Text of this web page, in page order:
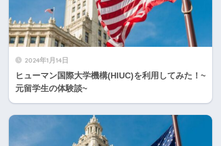
2024年1月14日
ヒューマン国際大学機構(HIUC)を利用してみた！~
元留学生の体験談~